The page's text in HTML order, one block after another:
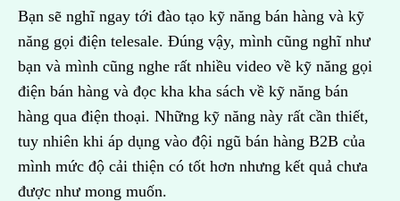
Bạn sẽ nghĩ ngay tới đào tạo kỹ năng bán hàng và kỹ
năng gọi điện telesale. Đúng vậy, mình cũng nghĩ như
bạn và mình cũng nghe rất nhiều video về kỹ năng gọi
điện bán hàng và đọc kha kha sách về kỹ năng bán
hàng qua điện thoại. Những kỹ năng này rất cần thiết,
tuy nhiên khi áp dụng vào đội ngũ bán hàng B2B của
mình mức độ cải thiện có tốt hơn nhưng kết quả chưa
được như mong muốn.